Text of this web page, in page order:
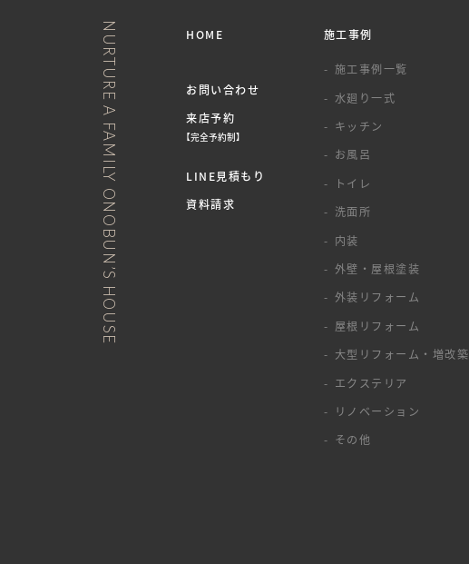
NURTURE A FAMILY ONOBUN’S HOUSE HOME
お問い合わせ
来店予約
【完全予約制】
LINE見積もり
資料請求
施工事例
施工事例一覧
水廻り一式
キッチン
お風呂
トイレ
洗面所
内装
外壁・屋根塗装
外装リフォーム
屋根リフォーム
大型リフォーム・増改築
エクステリア
リノベーション
その他